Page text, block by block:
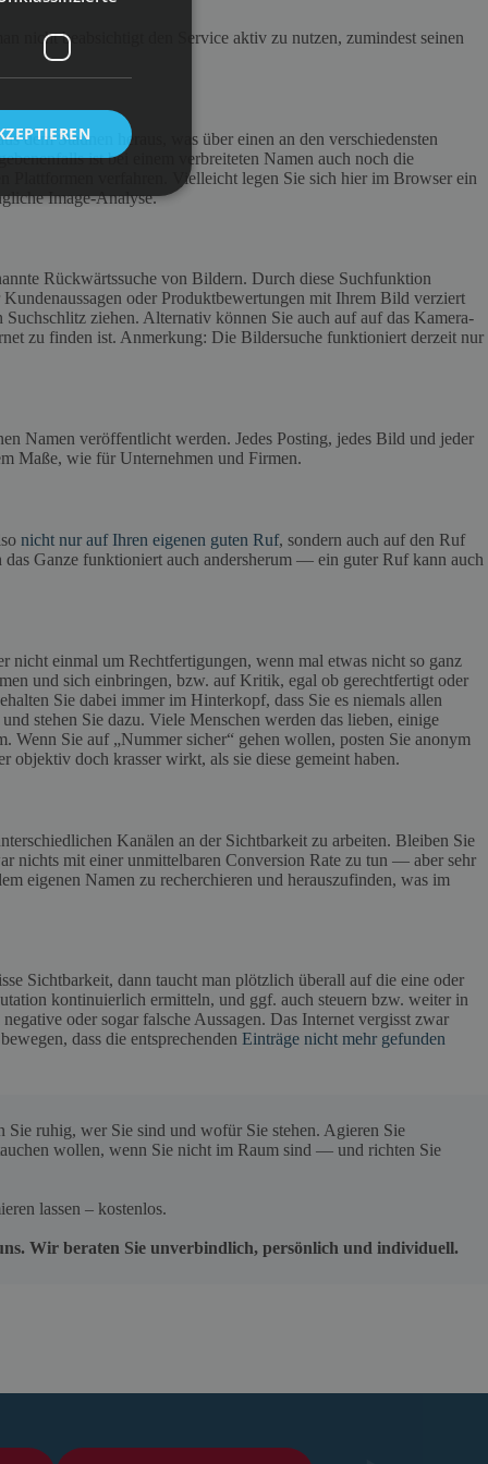
nicht beabsichtigt den Service aktiv zu nutzen, zumindest seinen
dem Staunen heraus, was über einen an den verschiedensten
ist bei einem verbreiteten Namen auch noch die
Plattformen verfahren. Vielleicht legen Sie sich hier im Browser ein
Image-Analyse.
Rückwärtssuche von Bildern. Durch diese Suchfunktion
oder Produktbewertungen mit Ihrem Bild verziert
ziehen. Alternativ können Sie auch auf auf das Kamera-
zu finden ist. Anmerkung: Die Bildersuche funktioniert derzeit nur
Namen veröffentlicht werden. Jedes Posting, jedes Bild und jeder
Maße, wie für Unternehmen und Firmen.
nicht nur auf Ihren eigenen guten Ruf, sondern auch auf den Ruf
Ganze funktioniert auch andersherum — ein guter Ruf kann auch
einmal um Rechtfertigungen, wenn mal etwas nicht so ganz
und sich einbringen, bzw. auf Kritik, egal ob gerechtfertigt oder
Sie dabei immer im Hinterkopf, dass Sie es niemals allen
stehen Sie dazu. Viele Menschen werden das lieben, einige
Sie auf „Nummer sicher“ gehen wollen, posten Sie anonym
objektiv doch krasser wirkt, als sie diese gemeint haben.
Kanälen an der Sichtbarkeit zu arbeiten. Bleiben Sie
nichts mit einer unmittelbaren Conversion Rate zu tun — aber sehr
eigenen Namen zu recherchieren und herauszufinden, was im
Sichtbarkeit, dann taucht man plötzlich überall auf die eine oder
kontinuierlich ermitteln, und ggf. auch steuern bzw. weiter in
oder sogar falsche Aussagen. Das Internet vergisst zwar
dass die entsprechenden Einträge nicht mehr gefunden
Sie ruhig, wer Sie sind und wofür Sie stehen. Agieren Sie
wollen, wenn Sie nicht im Raum sind — und richten Sie
lassen – kostenlos.
Wir beraten Sie unverbindlich, persönlich und individuell.